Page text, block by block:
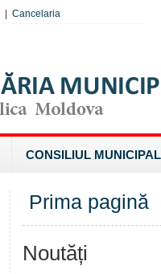
Cancelaria
CONSILIUL MUNICIPAL
Prima pagină
Noutăți